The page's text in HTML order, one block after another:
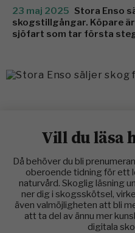
23 maj 2025 Stora Enso
skogstillgångar. Köpare
sjöfart som tar första
Vill du läsa
Då behöver du bli
oberoende tidning för ett
naturvård. Skoglig läsning
ner dig i skogsskötsel,
även valmöjligheten att bli
att ta del av ännu mer
digitala